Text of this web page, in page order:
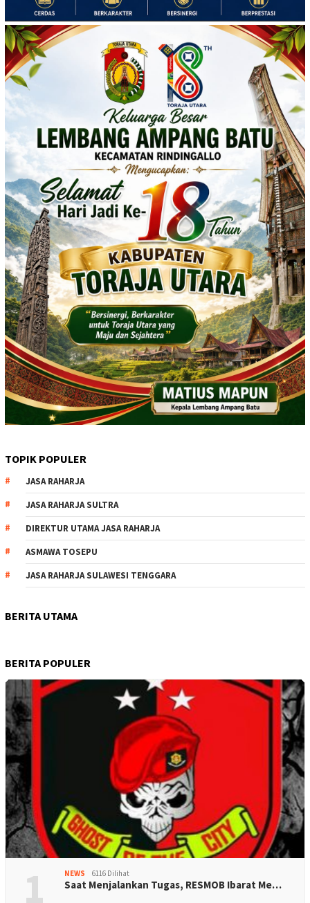
TOPIK POPULER
JASA RAHARJA
JASA RAHARJA SULTRA
DIREKTUR UTAMA JASA RAHARJA
ASMAWA TOSEPU
JASA RAHARJA SULAWESI TENGGARA
BERITA UTAMA
BERITA POPULER
1 NEWS 6116 Dilihat
Saat Menjalankan Tugas, RESMOB Ibarat Me…